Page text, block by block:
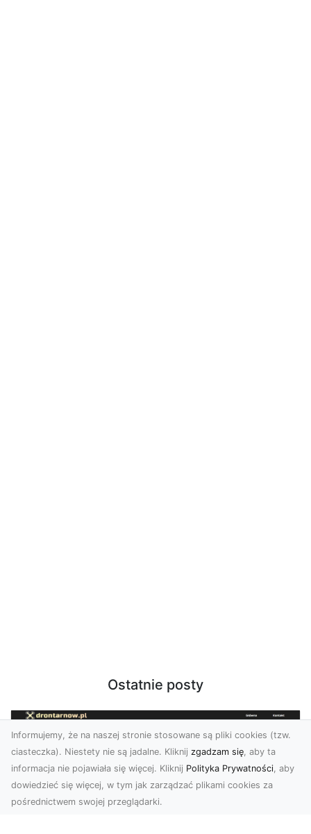
Ostatnie posty
Informujemy, że na naszej stronie stosowane są pliki cookies (tzw.
ciasteczka). Niestety nie są jadalne. Kliknij zgadzam się, aby ta
informacja nie pojawiała się więcej. Kliknij Polityka Prywatności, aby
dowiedzieć się więcej, w tym jak zarządzać plikami cookies za
pośrednictwem swojej przeglądarki.